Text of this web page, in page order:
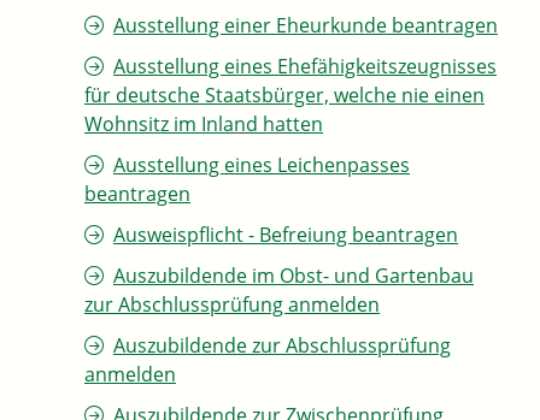
Ausstellung einer Eheurkunde beantragen
Ausstellung eines Ehefähigkeitszeugnisses
für deutsche Staatsbürger, welche nie einen
Wohnsitz im Inland hatten
Ausstellung eines Leichenpasses
beantragen
Ausweispflicht - Befreiung beantragen
Auszubildende im Obst- und Gartenbau
zur Abschlussprüfung anmelden
Auszubildende zur Abschlussprüfung
anmelden